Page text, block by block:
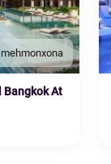
Bangkok At